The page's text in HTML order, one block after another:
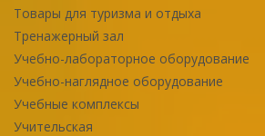
Товары для туризма и отдыха
Тренажерный зал
Учебно-лабораторное оборудование
Учебно-наглядное оборудование
Учебные комплексы
Учительская